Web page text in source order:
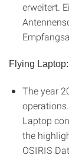
erweitert.
Flying Laptop:
The year
Laptop
the
OSIRIS